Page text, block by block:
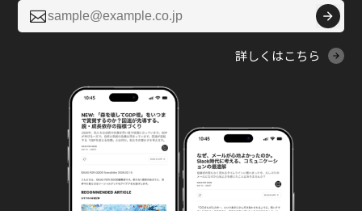

詳しくはこちら